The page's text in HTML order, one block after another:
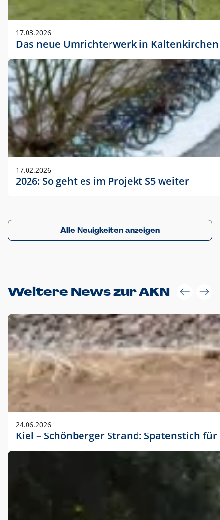
17.03.2026
Das neue Umrichterwerk in Kaltenkirchen
17.02.2026
2026: So geht es im Projekt S5 weiter
Alle Neuigkeiten anzeigen
Weitere News zur AKN
24.06.2026
Kiel – Schönberger Strand: Spatenstich